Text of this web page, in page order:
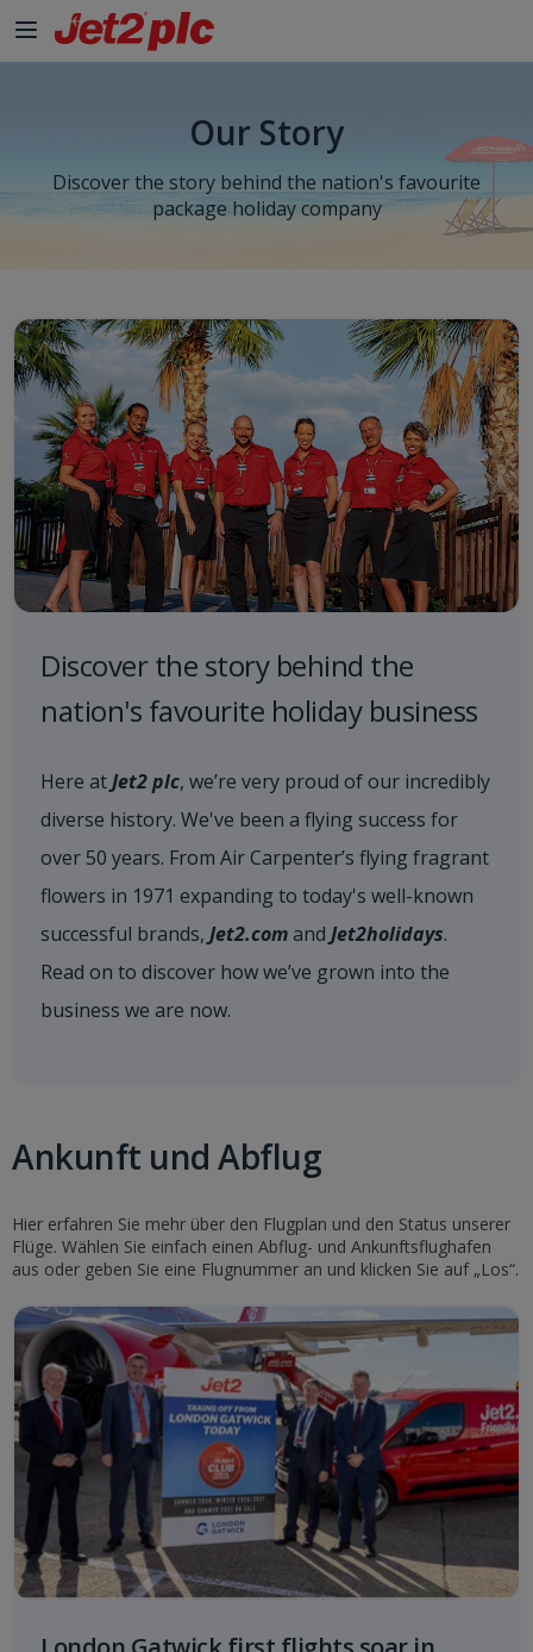
Our Story
Discover the story behind the nation's favourite
package holiday company
Discover the story behind the
nation's favourite holiday business
Here atJet2 plc, we’re very proud of our incredibly
diverse history. We've been a flying success for
over 50 years. From Air Carpenter’s flying fragrant
flowers in 1971 expanding to today's well-known
successful brands, Jet2.comand Jet2holidays.
Read on to discover how we’ve grown into the
business we are now.
Ankunft und Abflug
Hier erfahren Sie mehr über den Flugplan und den Status unserer
Flüge. Wählen Sie einfach einen Abflug- und Ankunftsflughafen
aus oder geben Sie eine Flugnummer an und klicken Sie auf „Los“.